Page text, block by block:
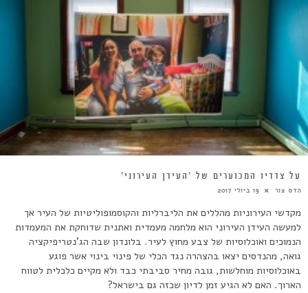
על צדדיו המכוערים של ‘העידן העירוני’
הדס צור 19 ביולי 2017
מקדשי העירוניות מהללים את הליברליות והקוסמופוליטיות של העיר אך
למעשה העידן העירוני הוא מלחמה מעמדית ואתנית שדוחקת את המעמדות
הנמוכים ואוכלוסיות של צבע מחוץ לעיר. בלונדון שבה הג'נטריפיקציה
גואה, מהנדסים יצאו בהצהרה נגד הכלי של פינוי בינוי אשר פוגע
באוכלוסיות מוחלשות, גובה מחיר סביבתי כבד ולא מקיים כלכלית לטווח
הארוך. האם לא הגיע זמן לדיון שכזה גם בישראל?